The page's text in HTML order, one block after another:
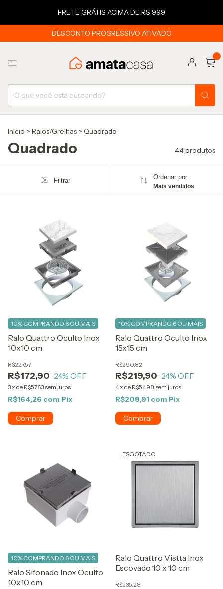
FRETE GRÁTIS ACIMA DE R$ 999
DESCONTO PROGRESSIVO ATIVADO
Início > Ralos/Grelhas > Quadrado
Quadrado 44 produtos
Filtrar Ordenar por:
Mais vendidos
Ralo Quattro Oculto Inox
10x10 cm
R$172,90
R$227,57
24% OFF
3 x de R$57,63 sem juros
10% COMPRANDO 6 OU MAIS
R$164,26 com Pix
Ralo Quattro Oculto Inox
15x15 cm
R$219,90
R$290,82
24% OFF
4 x de R$54,98 sem juros
10% COMPRANDO 6 OU MAIS
R$208,91 com Pix
Ralo Sifonado Inox Oculto
10x10 cm
10% COMPRANDO 6 OU MAIS
ESGOTADO
Ralo Quattro Vistta Inox
Escovado 10 x 10 cm
R$235,28